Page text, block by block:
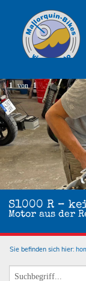
S1000 R –
Motor aus der
1 von 1
Sie befinden sich hier: